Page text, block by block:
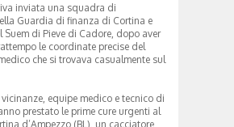
inviata una squadra di
Guardia di finanza di Cortina e
Suem di Pieve di Cadore, dopo aver
le coordinate precise del
che si trovava casualmente sul
equipe medico e tecnico di
prestato le prime cure urgenti al
d’Ampezzo (BL), un cacciatore